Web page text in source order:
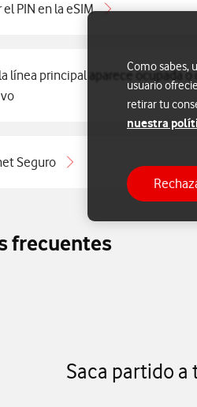
PIN en la eSIM
línea principal aparece ocupada
Seguro
frecuentes
Saca partido
Como sabes,
usuario
retirar tu
nuestra